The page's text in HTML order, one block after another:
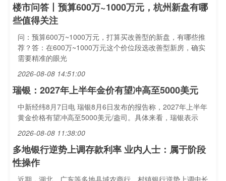
楼市问答丨预算600万~1000万元，杭州新盘有哪
些值得关注
问：预算600万~1000万元，打算买改善型的新盘，有哪些推
荐？答：在600万~1000万元这个价位段选改善型新房，确实
需要精准的眼光
2026-08-08 14:51:00
瑞银：2027年上半年金价有望冲高至5000美元
中新经纬8月7日电 瑞银8月6日发布的报告称，2027年上半年
黄金价格有望冲高至5000美元/盎司。具体来看，瑞银表示
2026-08-08 11:38:00
多地银行逆势上调存款利率 业内人士：属于阶段
性操作
近期，湖北、广东等多地县域农商行、村镇银行逆势上调中长